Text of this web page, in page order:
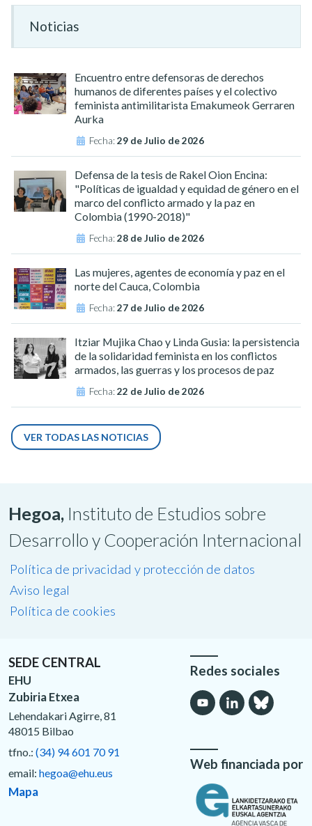
Noticias
Encuentro entre defensoras de derechos
humanos de diferentes países y el colectivo
feminista antimilitarista Emakumeok Gerraren
Aurka
Fecha:29 de Julio de 2026
Defensa de la tesis de Rakel Oion Encina:
"Políticas de igualdad y equidad de género en el
marco del conflicto armado y la paz en
Colombia (1990-2018)"
Fecha:28 de Julio de 2026
Las mujeres, agentes de economía y paz en el
norte del Cauca, Colombia
Fecha:27 de Julio de 2026
Itziar Mujika Chao y Linda Gusia: la persistencia
de la solidaridad feminista en los conflictos
armados, las guerras y los procesos de paz
Fecha:22 de Julio de 2026
VER TODAS LAS NOTICIAS
Hegoa, Instituto de Estudios sobre
Desarrollo y Cooperación Internacional
Política de privacidad y protección de datos
Aviso legal
Política de cookies
SEDE CENTRAL
EHU
Zubiria Etxea
Lehendakari Agirre, 81
48015 Bilbao
tfno.: (34) 94 601 70 91
email: hegoa@ehu.eus
Mapa
Redes sociales
Web financiada por